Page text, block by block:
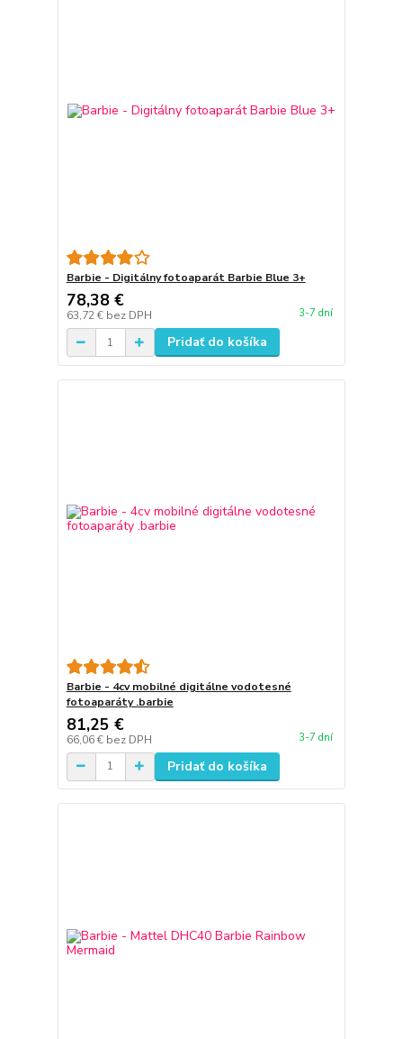
Barbie - Digitálny fotoaparát Barbie Blue 3+
78,38 €
63,72 € bez DPH 3-7 dní
Pridať do košíka
Barbie - 4cv mobilné digitálne vodotesné
fotoaparáty .barbie
81,25 €
66,06 € bez DPH 3-7 dní
Pridať do košíka